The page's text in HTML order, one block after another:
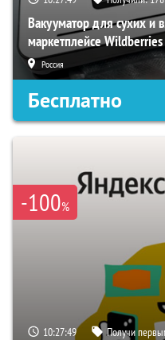
Вакууматор для сухих и
маркетплейсе Wildberries
Россия
Бесплатно
-100%
10:27:48 Получи